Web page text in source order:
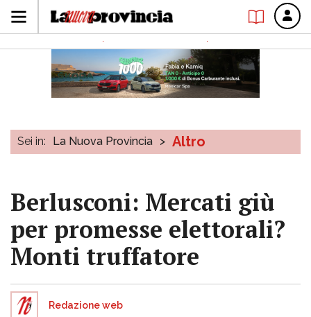
Sei in: La Nuova Provincia > Altro
Berlusconi: Mercati giù
per promesse elettorali?
Monti truffatore
Redazione web